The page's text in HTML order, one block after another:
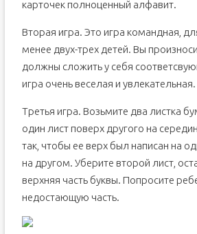
карточек полноценный алфавит.
Вторая игра. Это игра командная,
менее двух-трех детей. Вы
должны сложить у себя
игра очень веселая и увлекательная.
Третья игра. Возьмите два листка
один лист поверх другого на
так, чтобы ее верх был написан на
на другом. Уберите второй лист,
верхняя часть буквы. Попросите
недостающую часть.